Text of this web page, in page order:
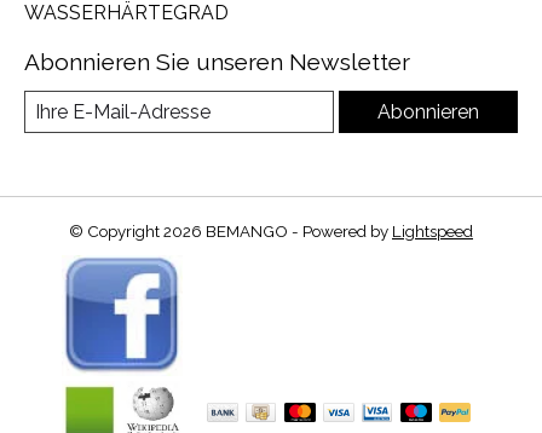
WASSERHÄRTEGRAD
Abonnieren Sie unseren Newsletter
Abonnieren
© Copyright 2026 BEMANGO - Powered by Lightspeed